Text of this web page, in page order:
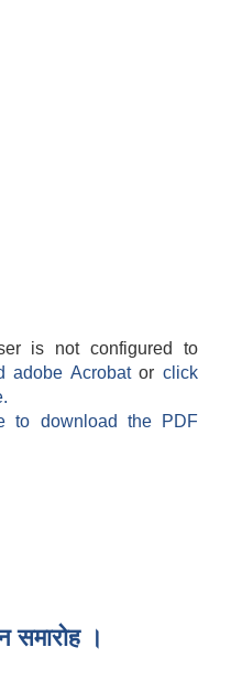
is not configured to
adobe Acrobatorclick
to download the PDF
समारोह ।